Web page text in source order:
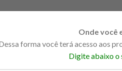
tela de fibra 100cm valor
Onde você
forma você terá acesso aos
Digite abaixo o